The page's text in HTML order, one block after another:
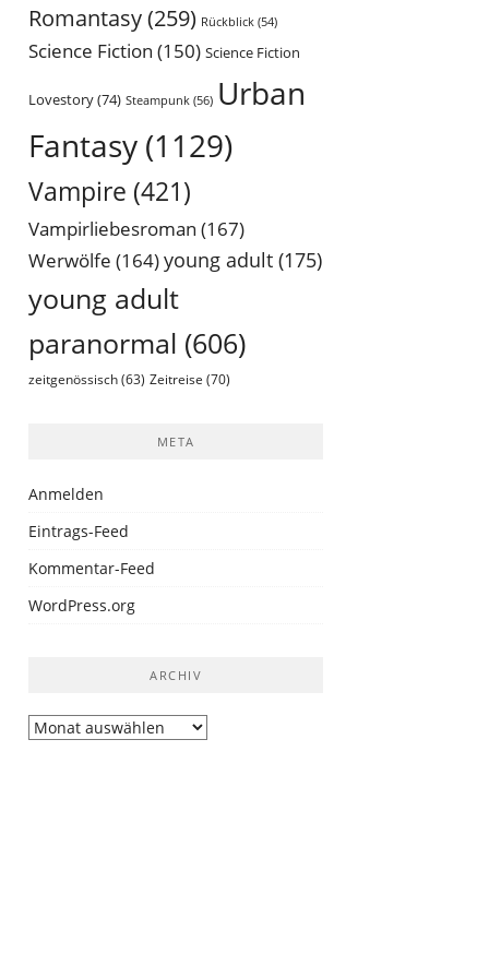
Romantasy(259) Rückblick (54)
Science Fiction (150) Science Fiction
Lovestory(74) Steampunk (56) Urban
Fantasy (1129)
Vampire (421)
Vampirliebesroman (167)
Werwölfe (164)young adult (175)
young adult
paranormal (606)
zeitgenössisch (63) Zeitreise (70)
META
Anmelden
Eintrags-Feed
Kommentar-Feed
WordPress.org
ARCHIV
Archiv